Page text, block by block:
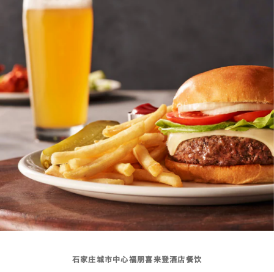
石家庄城市中心福朋喜来登酒店餐饮